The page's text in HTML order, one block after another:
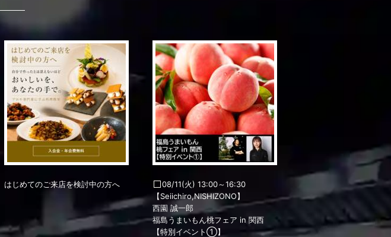
はじめてのご来店を検討中の方へ
08/11(火) 13:00～16:30
【Seiichiro,NISHIZONO】
西園 誠一郎
福島うまいもん桃フェア in 関西
【特別イベント①】